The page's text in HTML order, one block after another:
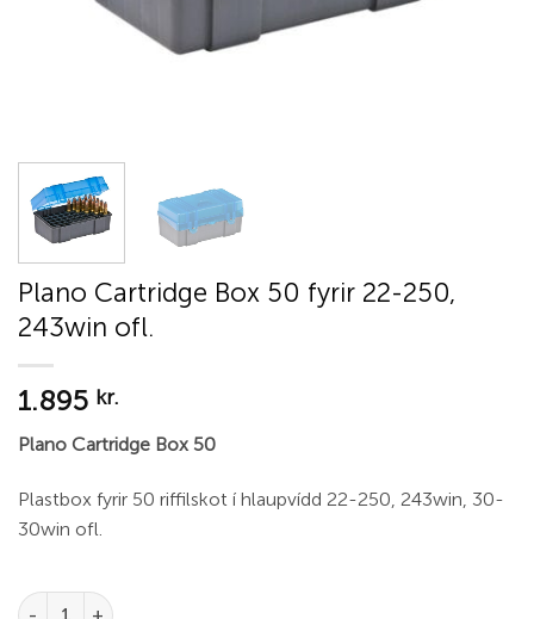
Plano Cartridge Box 50 fyrir 22-250,
243win ofl.
1.895 kr.
Plano Cartridge Box 50
Plastbox fyrir 50 riffilskot í hlaupvídd 22-250, 243win, 30-
30win ofl.
Plano Cartridge Box 50 fyrir 22-250, 243win ofl. quantity